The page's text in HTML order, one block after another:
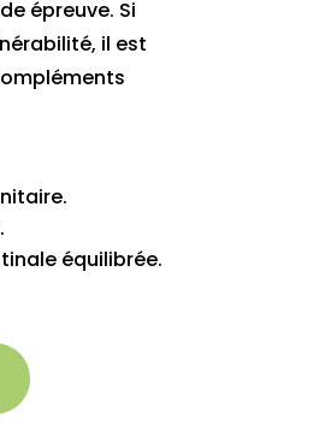
épreuve. Si
il est
équilibrée.